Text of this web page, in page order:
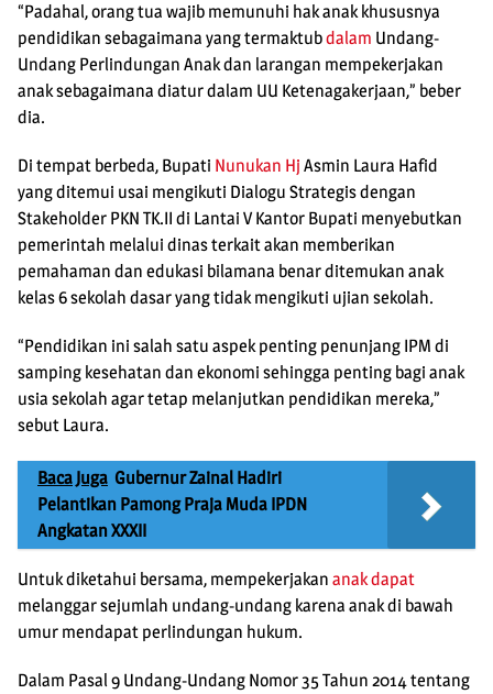
“Padahal, orang tua wajib memunuhi hak anak khususnya
pendidikan sebagaimana yang termaktubdalam Undang-
Undang Perlindungan Anak dan larangan mempekerjakan
anak sebagaimana diatur dalam UU Ketenagakerjaan,” beber
dia.
Di tempat berbeda, Bupati Nunukan Hj Asmin Laura Hafid
yang ditemui usai mengikuti Dialogu Strategis dengan
Stakeholder PKN TK.II di Lantai V Kantor Bupati menyebutkan
pemerintah melalui dinas terkait akan memberikan
pemahaman dan edukasi bilamana benar ditemukan anak
kelas 6 sekolah dasar yang tidak mengikuti ujian sekolah.
“Pendidikan ini salah satu aspek penting penunjang IPM di
samping kesehatan dan ekonomi sehingga penting bagi anak
usia sekolah agar tetap melanjutkan pendidikan mereka,”
sebut Laura.
Baca Juga Gubernur Zainal Hadiri
Pelantikan Pamong Praja Muda IPDN
Angkatan XXXII
Untuk diketahui bersama, mempekerjakan anak dapat
melanggar sejumlah undang-undang karena anak di bawah
umur mendapat perlindungan hukum.
Dalam Pasal 9 Undang-Undang Nomor 35 Tahun 2014 tentang